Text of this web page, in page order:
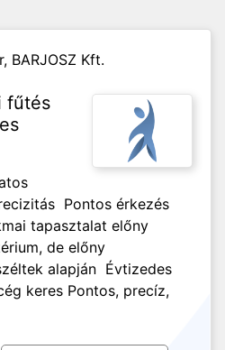
BARJOSZ Kft.
fűtés
Pontos érkezés
tapasztalat előny
de előny
alapján Évtizedes
keres Pontos, precíz,